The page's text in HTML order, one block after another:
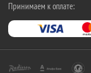
Принимаем к оплате: